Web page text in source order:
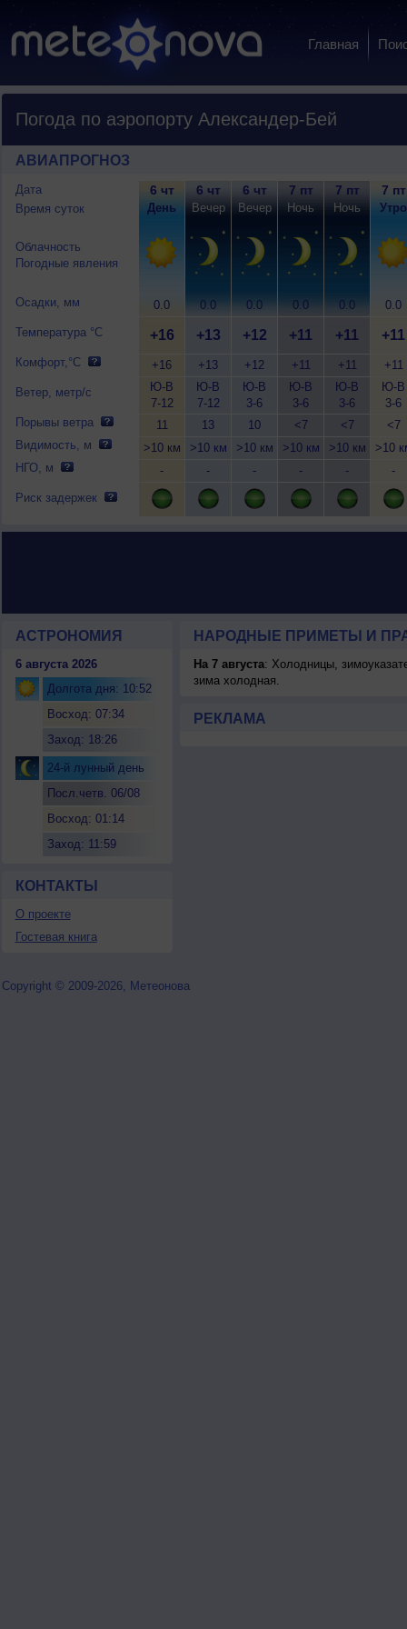
Главная
Погода по аэропорту Александер-Бей
АВИАПРОГНОЗ
Дата
Время суток
Облачность
Погодные явления
Осадки, мм
Температура °C
Комфорт,°C
Ветер, метр/с
Порывы ветра
Видимость, м
НГО, м
Риск задержек
6 чт
День
0.0
+16
+16
Ю-В
7-12
11
>10 км
-
6 чт
Вечер
0.0
+13
+13
Ю-В
7-12
13
>10 км
-
6 чт
Вечер
0.0
+12
+12
Ю-В
3-6
10
>10 км
-
7 пт
Ночь
0.0
+11
+11
Ю-В
3-6
<7
>10 км
-
7 пт
Ночь
0.0
+11
+11
Ю-В
3-6
<7
>10 км
-
7 пт
Утро
0.0
+11
+11
Ю-В
3-6
<7
>10
-
АСТРОНОМИЯ
6 августа 2026
Долгота дня: 10:52
Восход: 07:34
Заход: 18:26
24-й лунный день
Посл.четв. 06/08
Восход: 01:14
Заход: 11:59
КОНТАКТЫ
О проекте
Гостевая книга
НАРОДНЫЕ ПРИМЕТЫ И
На 7 августа: Холодницы,
зима холодная.
РЕКЛАМА
Copyright © 2009-2026, Метеонова